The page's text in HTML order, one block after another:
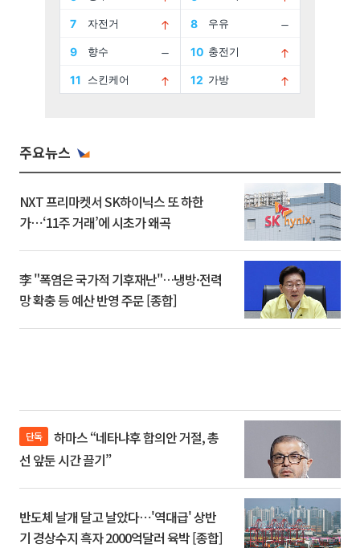
주요뉴스
NXT 프리마켓서 SK하이닉스 또 하한
가⋯‘11주 거래’에 시초가 왜곡
李 "폭염은 국가적 기후재난"…냉방·전력
망 확충 등 예산 반영 주문 [종합]
단독
선 앞둔 시간 끌기”
반도체 날개 달고 날았다⋯'역대급' 상반
기 경상수지 흑자 2000억달러 육박 [종합]